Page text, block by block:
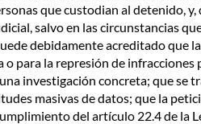
que custodian al detenido,
salvo en las circunstancias
debidamente acreditado que
para la represión de
investigación concreta; que se
masivas de datos; que la
del artículo 22.4 de